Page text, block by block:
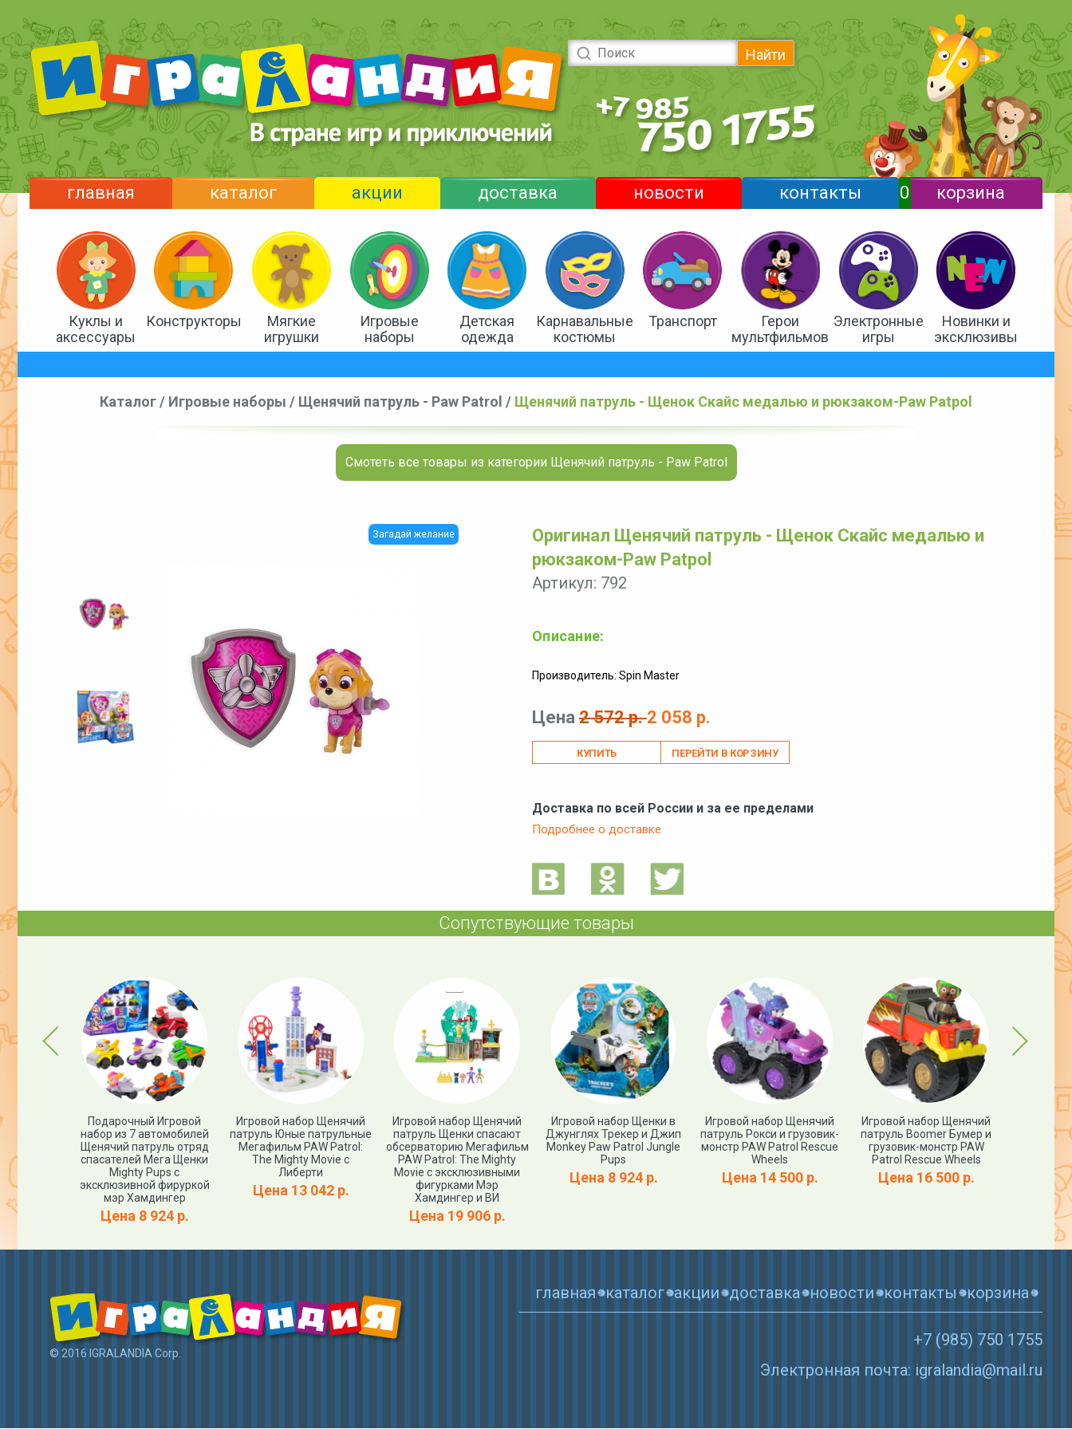
Найти
главная каталог акции доставка новости контакты 0 корзина
Куклы и
аксессуары
Конструкторы
Мягкие
игрушки
Игровые
наборы
Детская
одежда
Карнавальные
костюмы
Транспорт
Герои
мультфильмов
Электронные
игры
Новинки и
эксклюзивы
Каталог / Игровые наборы / Щенячий патруль - Paw Patrol / Щенячий патруль - Щенок Скайс медалью и рюкзаком-Paw Patpol
Смотеть все товары из категории Щенячий патруль - Paw Patrol
Загадай желание
Оригинал Щенячий патруль - Щенок Скайс медалью и
рюкзаком-Paw Patpol
Артикул: 792
Описание:
Производитель: Spin Master
Цена 2 572 р.2 058 р.
ПЕРЕЙТИ В КОРЗИНУ
Доставка по всей России и за ее пределами
Подробнее о доставке
Сопутствующие товары
Previous
Patrol:
р.
Подарочный Игровой
набор из 7 автомобилей
Щенячий патруль отряд
спасателей Мега Щенки
Mighty Pups с
эксклюзивной фируркой
мэр Хамдингер
Цена 8 924 р.
Игровой набор Щенячий
патруль Юные патрульные
Мегафильм PAW Patrol:
The Mighty Movie с
Либерти
Цена 13 042 р.
Игровой набор Щенячий
патруль Щенки спасают
обсерваторию Мегафильм
PAW Patrol: The Mighty
Movie с эксклюзивными
фигурками Мэр
Хамдингер и ВИ
Цена 19 906 р.
Игровой набор Щенки в
Джунглях Трекер и Джип
Monkey Paw Patrol Jungle
Pups
Цена 8 924 р.
Игровой набор Щенячий
патруль Рокси и грузовик-
монстр PAW Patrol Rescue
Wheels
Цена 14 500 р.
Игровой набор Щенячий
патруль Boomer Бумер и
грузовик-монстр PAW
Patrol Rescue Wheels
Цена 16 500 р.
Next
© 2016 IGRALANDIA Corp.
главная каталог акции доставка новости контакты корзина
+7 (985) 750 1755
Электронная почта: igralandia@mail.ru